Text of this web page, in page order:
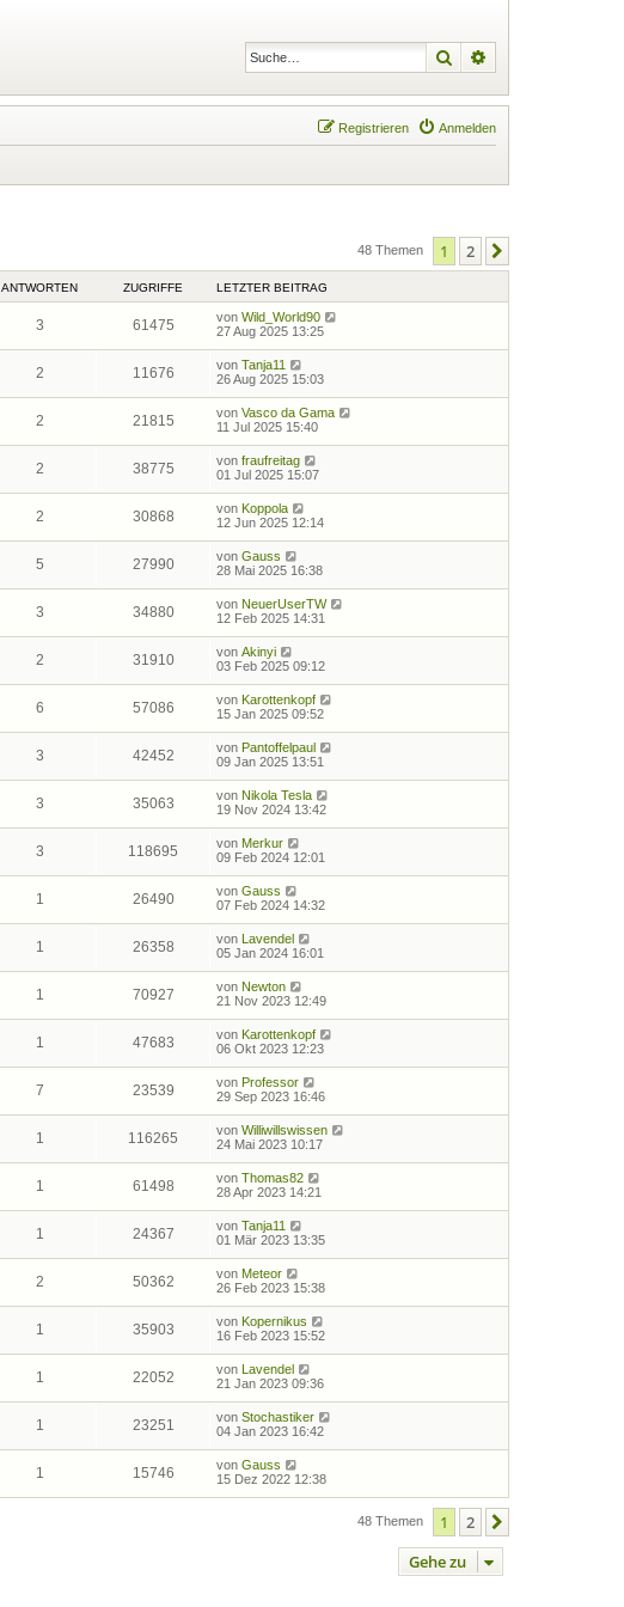
Suche
Anmelden
Registrieren
48 Themen 1 2
ANTWORTEN ZUGRIFFE LETZTER BEITRAG
3 61475 von Wild_World90
27 Aug 2025 13:25
2 11676 von Tanja11
26 Aug 2025 15:03
2 21815 von Vasco da Gama
11 Jul 2025 15:40
2 38775 von fraufreitag
01 Jul 2025 15:07
2 30868 von Koppola
12 Jun 2025 12:14
5 27990 von Gauss
28 Mai 2025 16:38
3 34880 von NeuerUserTW
12 Feb 2025 14:31
2 31910 von Akinyi
03 Feb 2025 09:12
6 57086 von Karottenkopf
15 Jan 2025 09:52
3 42452 von Pantoffelpaul
09 Jan 2025 13:51
3 35063 von Nikola Tesla
19 Nov 2024 13:42
3 118695 von Merkur
09 Feb 2024 12:01
1 26490 von Gauss
07 Feb 2024 14:32
1 26358 von Lavendel
05 Jan 2024 16:01
1 70927 von Newton
21 Nov 2023 12:49
1 47683 von Karottenkopf
06 Okt 2023 12:23
7 23539 von Professor
29 Sep 2023 16:46
1 116265 von Williwillswissen
24 Mai 2023 10:17
1 61498 von Thomas82
28 Apr 2023 14:21
1 24367 von Tanja11
01 Mär 2023 13:35
2 50362 von Meteor
26 Feb 2023 15:38
1 35903 von Kopernikus
16 Feb 2023 15:52
1 22052 von Lavendel
21 Jan 2023 09:36
1 23251 von Stochastiker
04 Jan 2023 16:42
1 15746 von Gauss
15 Dez 2022 12:38
48 Themen 1 2
Gehe zu